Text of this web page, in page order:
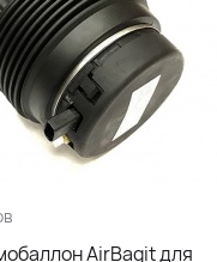
AirBagit для